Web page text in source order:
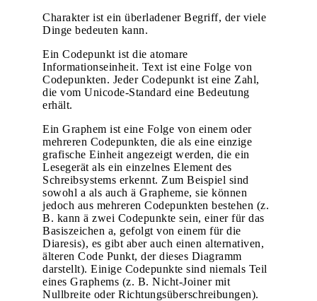
Charakter ist ein überladener Begriff, der viele
Dinge bedeuten kann.
Ein Codepunkt ist die atomare
Informationseinheit. Text ist eine Folge von
Codepunkten. Jeder Codepunkt ist eine Zahl,
die vom Unicode-Standard eine Bedeutung
erhält.
Ein Graphem ist eine Folge von einem oder
mehreren Codepunkten, die als eine einzige
grafische Einheit angezeigt werden, die ein
Lesegerät als ein einzelnes Element des
Schreibsystems erkennt. Zum Beispiel sind
sowohl a als auch ä Grapheme, sie können
jedoch aus mehreren Codepunkten bestehen (z.
B. kann ä zwei Codepunkte sein, einer für das
Basiszeichen a, gefolgt von einem für die
Diaresis), es gibt aber auch einen alternativen,
älteren Code Punkt, der dieses Diagramm
darstellt). Einige Codepunkte sind niemals Teil
eines Graphems (z. B. Nicht-Joiner mit
Nullbreite oder Richtungsüberschreibungen).